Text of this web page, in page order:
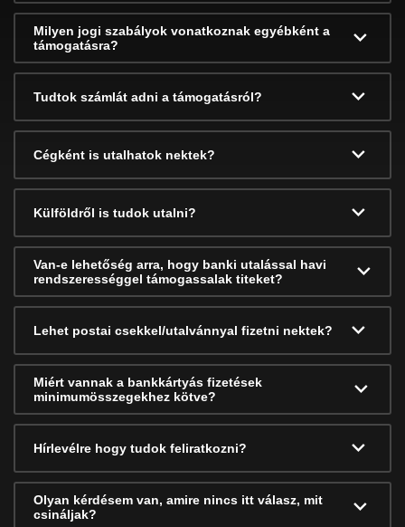
Milyen jogi szabályok vonatkoznak egyébként a
támogatásra?
Tudtok számlát adni a támogatásról?
Cégként is utalhatok nektek?
Külföldről is tudok utalni?
Van-e lehetőség arra, hogy banki utalással havi
rendszerességgel támogassalak titeket?
Lehet postai csekkel/utalvánnyal fizetni nektek?
Miért vannak a bankkártyás fizetések
minimumösszegekhez kötve?
Hírlevélre hogy tudok feliratkozni?
Olyan kérdésem van, amire nincs itt válasz, mit
csináljak?